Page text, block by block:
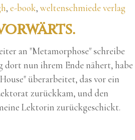
, e-book, weltenschmiede verlag
an "Metamorphose" schreibe
dort nun ihrem Ende nähert, habe
überarbeitet, das vor ein
zurückkam, und den
Lektorin zurückgeschickt.